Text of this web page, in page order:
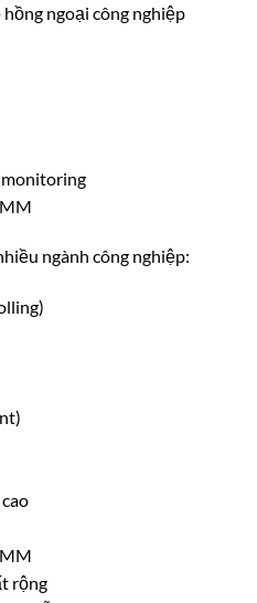
ngoại công nghiệp
ngành công nghiệp:
rộng